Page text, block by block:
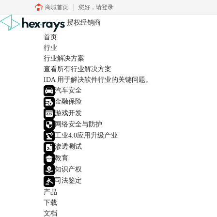
商城首页 您好， 请登录
授权经销商
首页
行业
行业解决方案
查看所有行业解决方案
IDA 用于解决软件行业的关键问题。
汽车安全
金融保险
游戏开发
网络安全与防护
工业4.0应用升级产业
渗透测试
教育
知识产权
司法鉴定
产品
下载
文档